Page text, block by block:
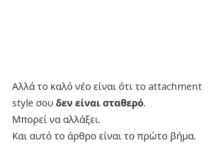
Αλλά το καλό νέο είναι ότι το attachment
style σου δεν είναι σταθερό.
Μπορεί να αλλάξει.
Και αυτό το άρθρο είναι το πρώτο βήμα.